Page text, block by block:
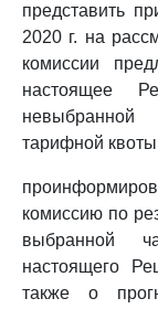
представить
2020 г. на
комиссии
настоящее
тарифной
комиссию по
выбранной
настоящего
также о